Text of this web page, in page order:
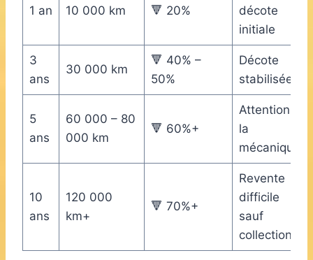
1 an 10 000 km 🔻 20%
décote
initiale
3
ans
30 000 km
🔻 40% –
50%
Décote
stabilisée
5
ans
60 000 – 80
000 km
🔻 60%+
Attention à
la
mécanique
10
ans
120 000
km+
🔻 70%+
Revente
difficile
sauf
collection